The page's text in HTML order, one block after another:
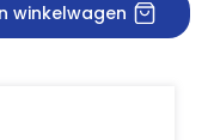
winkelwagen